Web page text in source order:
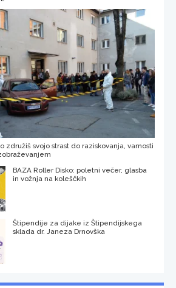
združiš svojo strast do raziskovanja, varnosti
BAZA Roller Disko: poletni večer, glasba
in vožnja na koleščkih
Štipendije za dijake iz Štipendijskega
sklada dr. Janeza Drnovška